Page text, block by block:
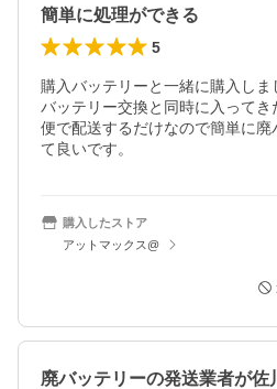
簡単に処理ができる
5
購入バッテリーと一緒に購入しま
バッテリー交換と同時に入ってき
便で配送するだけなので簡単に
て良いです。
購入したストア
アットマックス@